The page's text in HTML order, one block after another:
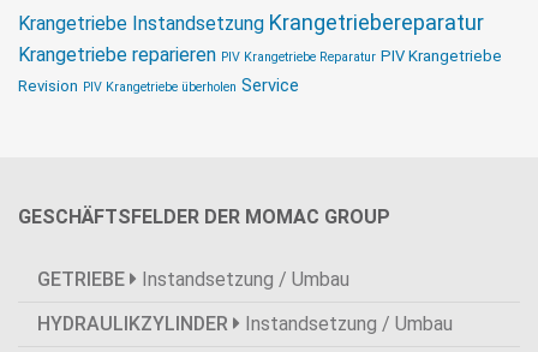
Krangetriebe Instandsetzung Krangetriebereparatur
Krangetriebe reparieren PIV Krangetriebe Reparatur PIV Krangetriebe
Revision PIV Krangetriebe überholen Service
GESCHÄFTSFELDER DER MOMAC GROUP
GETRIEBE
Instandsetzung / Umbau
HYDRAULIKZYLINDER
Instandsetzung / Umbau